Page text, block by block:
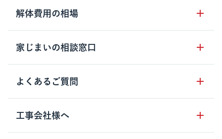
クラッソーネの自治体連携
お客さまの声
空き家の処分を検討のお客様へ
解体工事の基礎知識
解体工事に関わる法律
用語集
解体費用の相場
木造住宅の相場
鉄骨造住宅の相場
RC造住宅の相場
家じまいの相談窓口
家じまいの相談窓口
よくあるご質問
クラッソーネの利用方法
工事の進め方
工事会社様へ